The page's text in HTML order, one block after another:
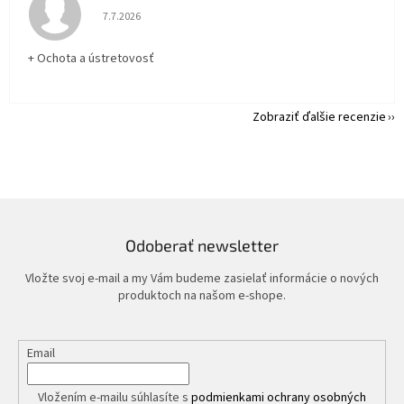
Hodnotenie obchodu je 5 z 5 hviezdičiek.
7.7.2026
+ Ochota a ústretovosť
Zobraziť ďalšie recenzie
Odoberať newsletter
Vložte svoj e-mail a my Vám budeme zasielať informácie o nových
produktoch na našom e-shope.
Email
Vložením e-mailu súhlasíte s podmienkami ochrany osobných